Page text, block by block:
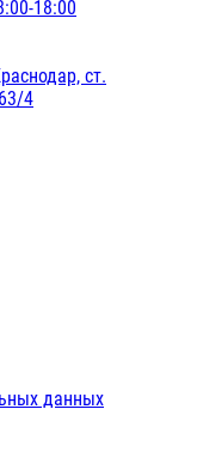
18:00
ст.
4
данных